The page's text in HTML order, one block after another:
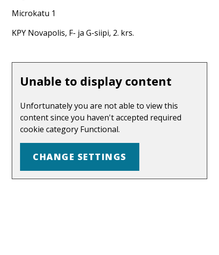
Microkatu 1
KPY Novapolis, F- ja G-siipi, 2. krs.
Unable to display content
Unfortunately you are not able to view this
content since you haven't accepted required
cookie category Functional.
CHANGE SETTINGS